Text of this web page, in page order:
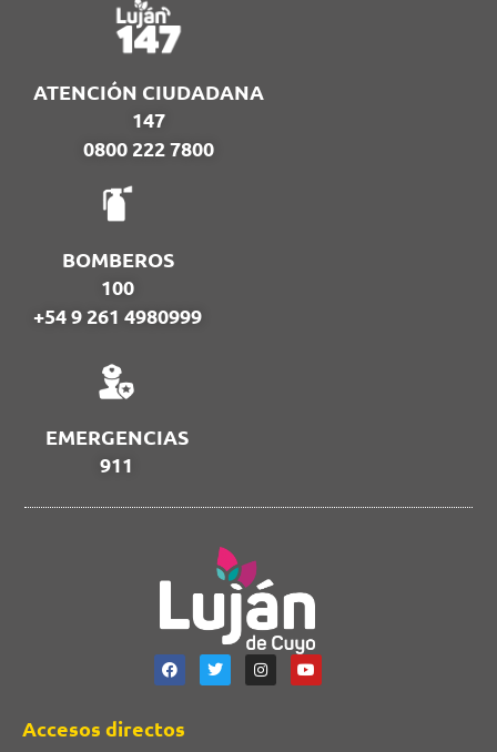
ATENCIÓN CIUDADANA
147
0800 222 7800
BOMBEROS
100
+54 9 261 4980999
EMERGENCIAS
911
Accesos directos